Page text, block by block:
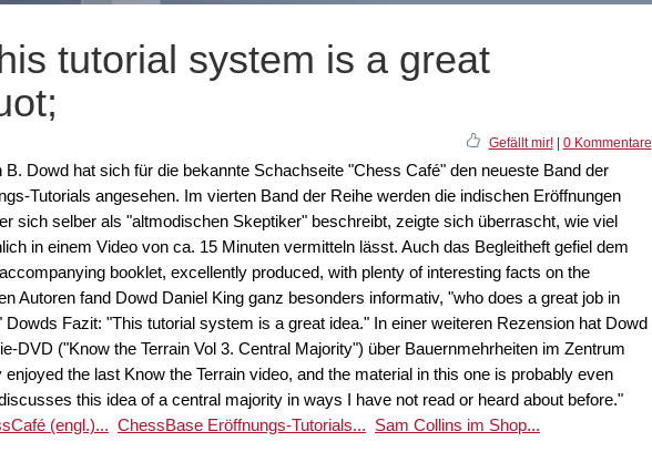
tutorial system is a great
Gefällt mir!| 0 Kommentare
B. Dowd hat sich für die bekannte Schachseite "Chess Café" den neueste Band der
Tutorials angesehen. Im vierten Band der Reihe werden die indischen Eröffnungen
sich selber als "altmodischen Skeptiker" beschreibt, zeigte sich überrascht, wie viel
in einem Video von ca. 15 Minuten vermitteln lässt. Auch das Begleitheft gefiel dem
booklet, excellently produced, with plenty of interesting facts on the
Autoren fand Dowd Daniel King ganz besonders informativ, "who does a great job in
Fazit: "This tutorial system is a great idea." In einer weiteren Rezension hat Dowd
DVD ("Know the Terrain Vol 3. Central Majority") über Bauernmehrheiten im Zentrum
enjoyed the last Know the Terrain video, and the material in this one is probably even
this idea of a central majority in ways I have not read or heard about before."
(engl.)... ChessBase Eröffnungs-Tutorials... Sam Collins im Shop...